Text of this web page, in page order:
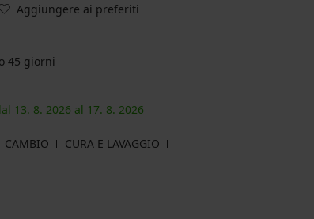
Aggiungere ai preferiti
45 giorni
13. 8. 2026 al 17. 8. 2026
CAMBIO
CURA E LAVAGGIO